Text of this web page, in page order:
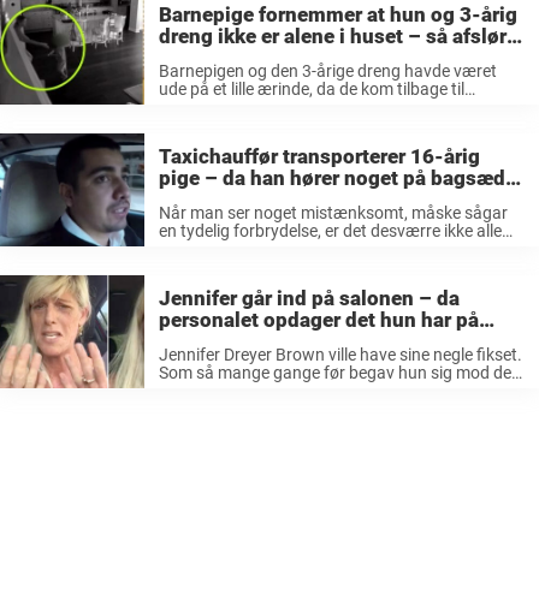
Barnepige fornemmer at hun og 3-årig
dreng ikke er alene i huset – så afslører
filmen skræmmende sandhed
Barnepigen og den 3-årige dreng havde været
ude på et lille ærinde, da de kom tilbage til
Taxichauffør transporterer 16-årig
pige – da han hører noget på bagsædet
ringer han straks til politiet
Når man ser noget mistænksomt, måske sågar
en tydelig forbrydelse, er det desværre ikke alle
Jennifer går ind på salonen – da
personalet opdager det hun har på
Jennifer Dreyer Brown ville have sine negle fikset.
Som så mange gange før begav hun sig mod den